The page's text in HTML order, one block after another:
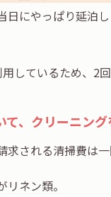
日にやっぱり延泊
しているため、2
て、クリーニン
求される清掃費は
ネン類。